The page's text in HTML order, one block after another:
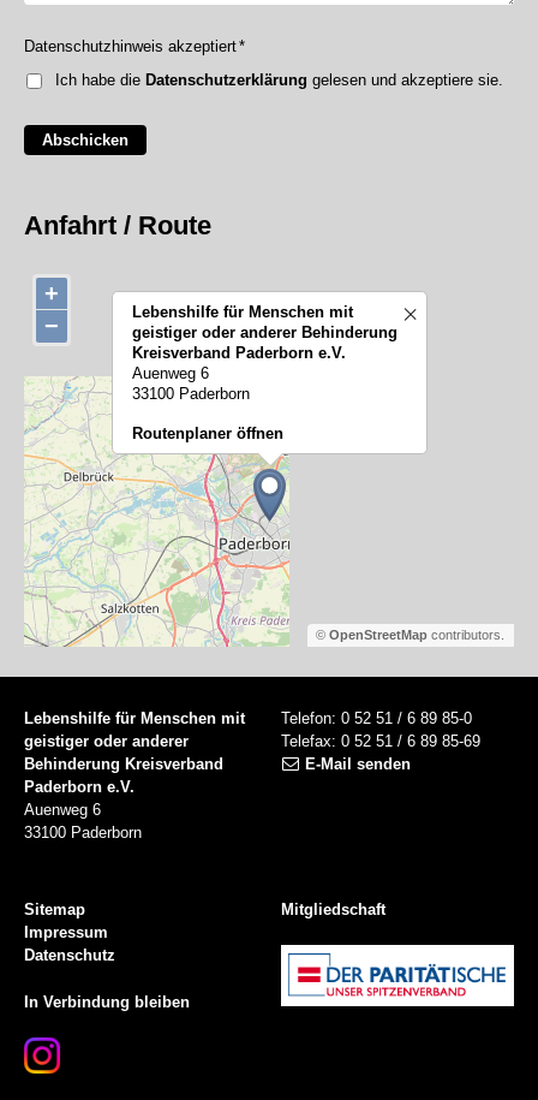
Datenschutzhinweis akzeptiert*
Ich habe die Datenschutzerklärung gelesen und akzeptiere sie.
Abschicken
Anfahrt / Route
Lebenshilfe für Menschen mit
geistiger oder anderer Behinderung
Kreisverband Paderborn e.V.
Auenweg 6
33100 Paderborn
Routenplaner öffnen
+
−
©OpenStreetMap contributors.
Lebenshilfe für Menschen mit
geistiger oder anderer
Behinderung Kreisverband
Paderborn e.V.
Auenweg 6
33100 Paderborn
Telefon: 0 52 51 / 6 89 85-0
Telefax: 0 52 51 / 6 89 85-69
E-Mail senden
Sitemap
Impressum
Datenschutz
In Verbindung bleiben
Mitgliedschaft